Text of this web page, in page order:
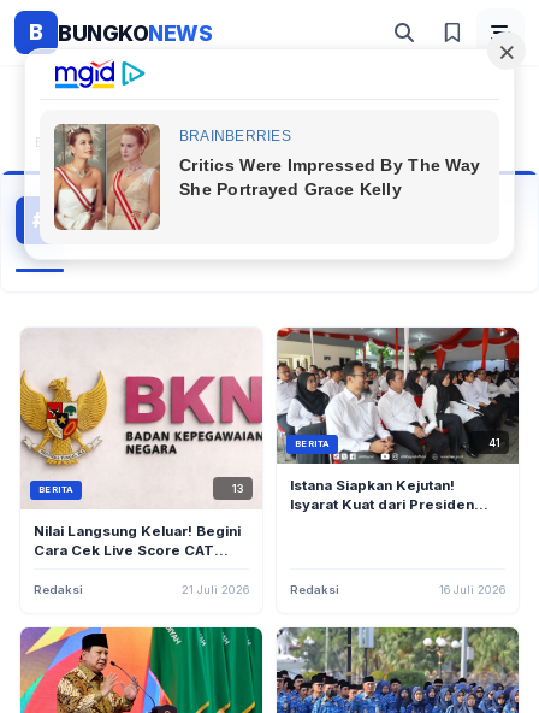
B BUNGKONEWS
Beranda #Guru Asn
#
Guru Asn
37 artikel
BERITA 13
Nilai Langsung Keluar! Begini
Cara Cek Live Score CAT
Tanpa Kecurangan
Redaksi 21 Juli 2026
BERITA 41
Istana Siapkan Kejutan!
Isyarat Kuat dari Presiden
Redaksi 16 Juli 2026